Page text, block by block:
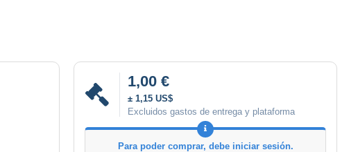
1,00 €
± 1,15 US$
Excluidos gastos de entrega y plataforma
Para poder comprar, debe iniciar sesión.